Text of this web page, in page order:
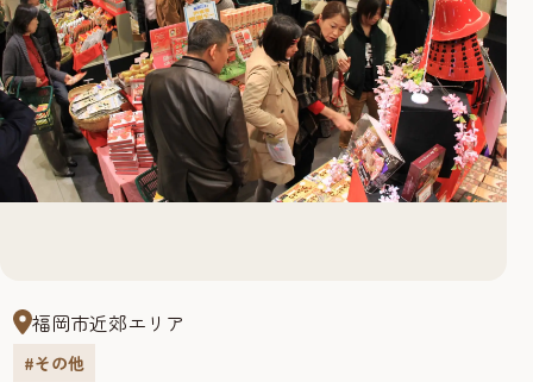
福岡市近郊エリア
#その他